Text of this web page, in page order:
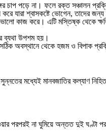
পড়ে না। ফলে রক্ত সঞ্চালন
যারা শ্বাসকষ্টে ভোগেন, তাদের
কাজ করে। এটি মস্তিষ্ক থেকে
ব্যথা উপশম হয়।
অবস্থানে থেকে হজম ও বিপাক
মধ্যেই মানবজাতির কল্যাণ
পরপরই না ঘুমিয়ে অন্তত দুই ঘণ্টা